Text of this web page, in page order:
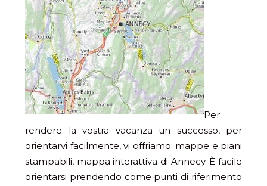
Per
rendere la vostra vacanza un successo, per
orientarvi facilmente, vi offriamo: mappe e piani
stampabili, mappa interattiva di Annecy. È facile
orientarsi prendendo come punti di riferimento